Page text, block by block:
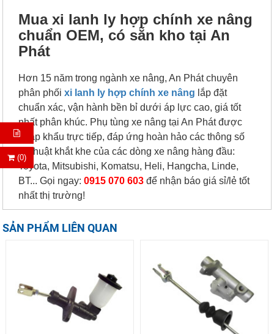
(0)
Mua xi lanh ly hợp chính xe nâng
chuẩn OEM, có sẵn kho tại An
Phát
Hơn 15 năm trong ngành xe nâng, An Phát chuyên
phân phốixi lanh ly hợp chính xe nâng lắp đặt
chuẩn xác, vận hành bền bỉ dưới áp lực cao, giá tốt
nhất phân khúc. Phụ tùng xe nâng tại An Phát được
nhập khẩu trực tiếp, đáp ứng hoàn hảo các thông số
kỹ thuật khắt khe của các dòng xe nâng hàng đầu:
Toyota, Mitsubishi, Komatsu, Heli, Hangcha, Linde,
BT... Gọi ngay:0915 070 603 để nhận báo giá sỉ/lẻ tốt
nhất thị trường!
SẢN PHẨM LIÊN QUAN